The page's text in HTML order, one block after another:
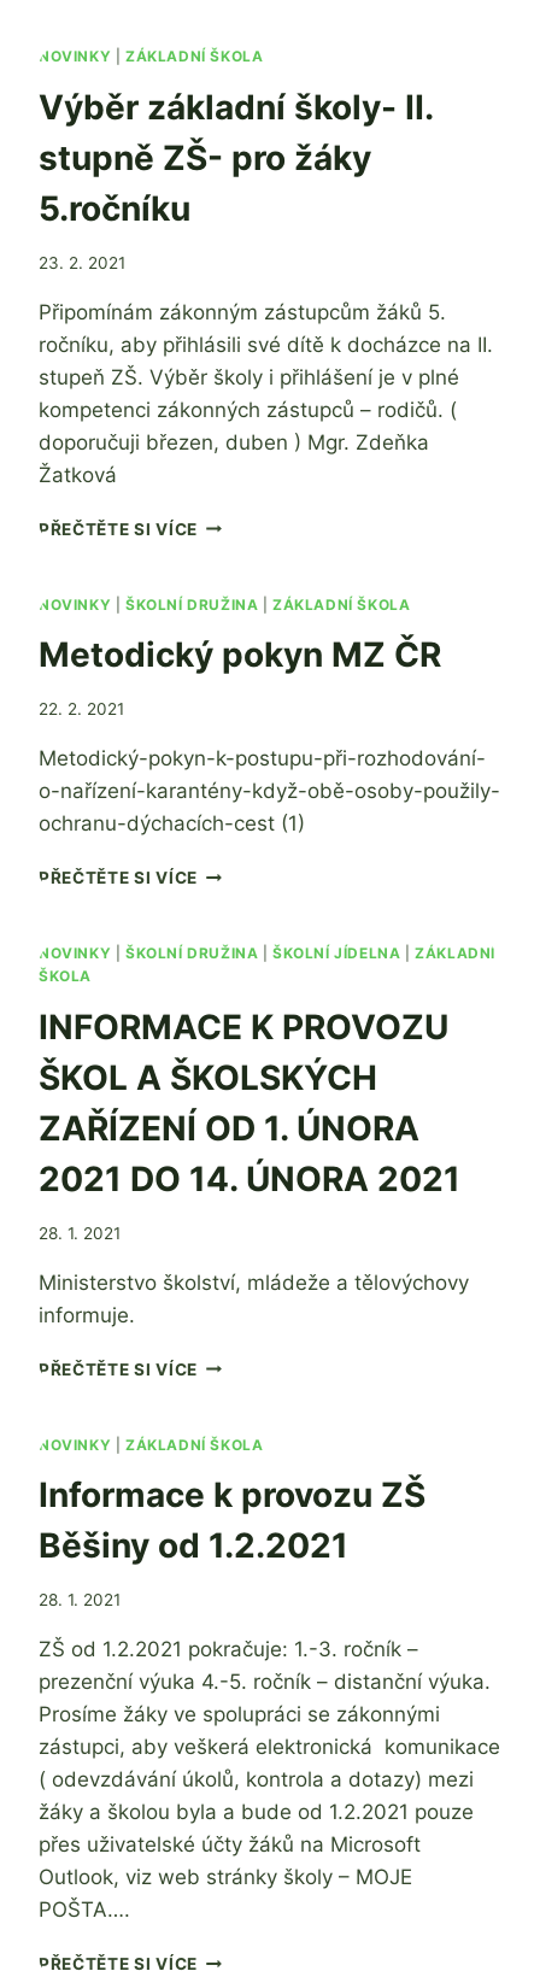
A-
ZARIZENI-
ROUSKY
OD
25.2,2021
NOVINKY ZÁKLADNÍ ŠKOLA
Výběr základní školy- II.
stupně ZŠ- pro žáky
5.ročníku
Od
Zdeňka
Žatková
23. 2. 2021
Připomínám zákonným zástupcům žáků 5.
ročníku, aby přihlásili své dítě k docházce na II.
stupeň ZŠ. Výběr školy i přihlášení je v plné
kompetenci zákonných zástupců – rodičů. (
doporučuji březen, duben ) Mgr. Zdeňka
Žatková
PŘEČTĚTE SI VÍCEVÝBĚR
II.
ZŠ-
PRO
NOVINKY ŠKOLNÍ DRUŽINA |ZÁKLADNÍ ŠKOLA
Metodický pokyn MZ ČR
Od
Tomanová
22. 2. 2021
Metodický-pokyn-k-postupu-při-rozhodování-
o-nařízení-karantény-když-obě-osoby-použily-
ochranu-dýchacích-cest (1)
PŘEČTĚTE SI VÍCEMETODICKÝ
ČR
NOVINKY ŠKOLNÍ DRUŽINA |ŠKOLNÍ JÍDELNA |ZÁKLADNÍ
ŠKOLA
INFORMACE K PROVOZU
ŠKOL A ŠKOLSKÝCH
ZAŘÍZENÍ OD 1. ÚNORA
2021 DO 14. ÚNORA 2021
Od
Tomanová
28. 1. 2021
Ministerstvo školství, mládeže a tělovýchovy
informuje.
PŘEČTĚTE SI VÍCEINFORMACE
ŠKOL
ŠKOLSKÝCH
ZAŘÍZENÍ
OD
DO
ÚNORA
2021
NOVINKY ZÁKLADNÍ ŠKOLA
Informace k provozu ZŠ
Běšiny od 1.2.2021
Od
Zdeňka
Žatková
28. 1. 2021
ZŠ od 1.2.2021 pokračuje: 1.-3. ročník –
prezenční výuka 4.-5. ročník – distanční výuka.
Prosíme žáky ve spolupráci se zákonnými
zástupci, aby veškerá elektronická komunikace
( odevzdávání úkolů, kontrola a dotazy) mezi
žáky a školou byla a bude od 1.2.2021 pouze
přes uživatelské účty žáků na Microsoft
Outlook, viz web stránky školy – MOJE
POŠTA….
PŘEČTĚTE SI VÍCEINFORMACE